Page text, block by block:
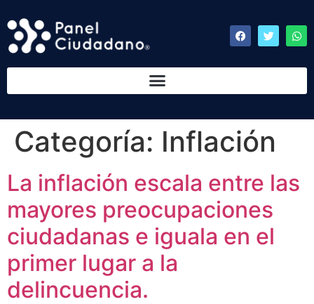
Categoría: Inflación
La inflación escala entre las
mayores preocupaciones
ciudadanas e iguala en el
primer lugar a la
delincuencia.